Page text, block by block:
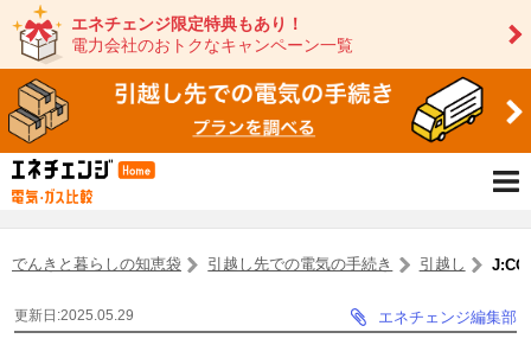
エネチェンジ限定特典もあり！
電力会社のおトクなキャンペーン一覧
でんきと暮らしの知恵袋 引越し先での電気の手続き 引越し
更新日:2025.05.29 エネチェンジ編集部